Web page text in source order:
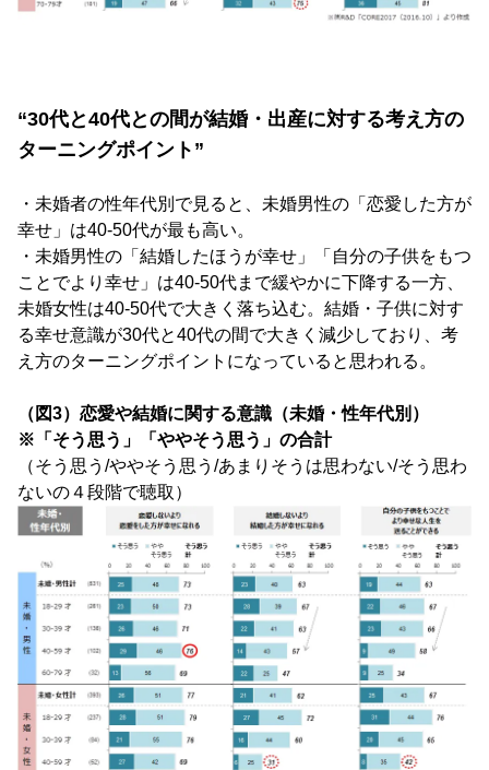
“30代と40代との間が結婚・出産に対する考え方の
ターニングポイント”
・未婚者の性年代別で見ると、未婚男性の「恋愛した方が
幸せ」は40-50代が最も高い。
・未婚男性の「結婚したほうが幸せ」「自分の子供をもつ
ことでより幸せ」は40-50代まで緩やかに下降する一方、
未婚女性は40-50代で大きく落ち込む。結婚・子供に対す
る幸せ意識が30代と40代の間で大きく減少しており、考
え方のターニングポイントになっていると思われる。
（図3）恋愛や結婚に関する意識（未婚・性年代別）
※「そう思う」「ややそう思う」の合計
（そう思う/ややそう思う/あまりそうは思わない/そう思わ
ないの４段階で聴取）